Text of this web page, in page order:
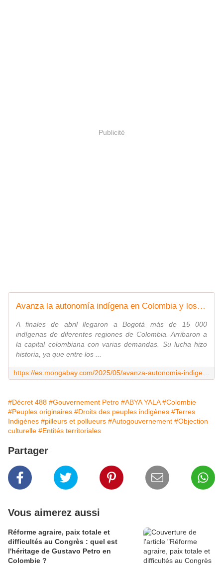
Publicité
Avanza la autonomía indígena en Colombia y los pueblos podrán tener su propio gobierno
A finales de abril llegaron a Bogotá más de 15 000
indígenas de diferentes regiones de Colombia. Arribaron a
la capital colombiana con varias demandas. Su lucha hizo
historia, ya que entre los ...
#Décret 488 #Gouvernement Petro #ABYA YALA #Colombie
#Peuples originaires #Droits des peuples indigènes #Terres
Indigènes #pilleurs et pollueurs #Autogouvernement #Objection
culturelle #Entités territoriales
Partager
Vous aimerez aussi
Réforme agraire, paix totale et
difficultés au Congrès : quel est
l'héritage de Gustavo Petro en
Colombie ?